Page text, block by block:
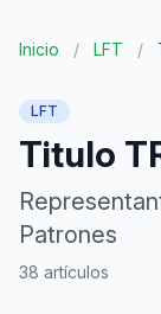
Inicio / LFT /
LFT
Titulo
Patrones
38 artículos